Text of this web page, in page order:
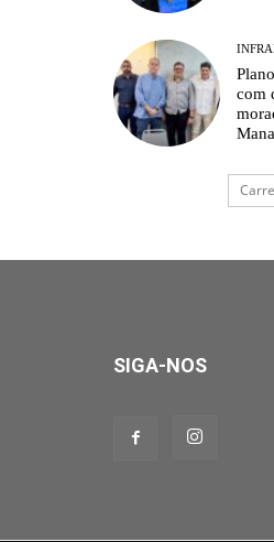
com
SIGA-NOS